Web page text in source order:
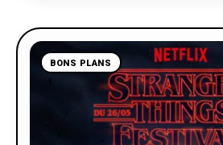
BONS PLANS